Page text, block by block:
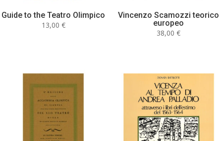
Guide to the Teatro Olimpico
13,00 €
Vincenzo Scamozzi teorico
europeo
38,00€